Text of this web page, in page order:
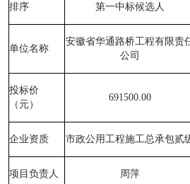
排序 第一中标候选人
单位名称
安徽省华通路桥工程有限责
公司
投标价
（元）
691500.00
企业资质 市政公用工程施工总承包贰
项目负责人 周萍